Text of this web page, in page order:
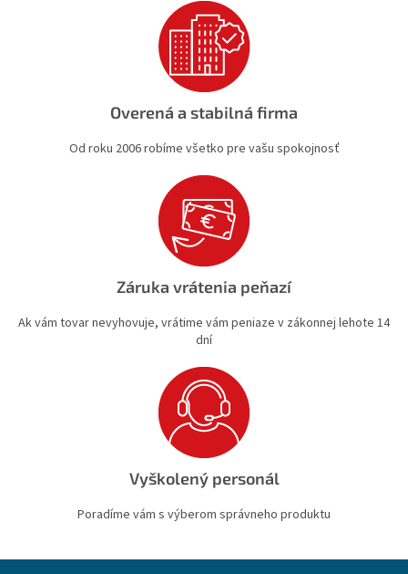
p
i
s
u
Overená a stabilná firma
Od roku 2006 robíme všetko pre vašu spokojnosť
Záruka vrátenia peňazí
Ak vám tovar nevyhovuje, vrátime vám peniaze v zákonnej lehote 14
dní
Vyškolený personál
Poradíme vám s výberom správneho produktu